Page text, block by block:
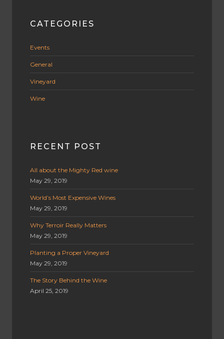
CATEGORIES
Events
General
Vineyard
Wine
RECENT POST
All about the Mighty Red wine
May 29, 2019
World’s Most Expensive Wines
May 29, 2019
Why Terroir Really Matters
May 29, 2019
Planting a Proper Vineyard
May 29, 2019
The Story Behind the Wine
April 25, 2019